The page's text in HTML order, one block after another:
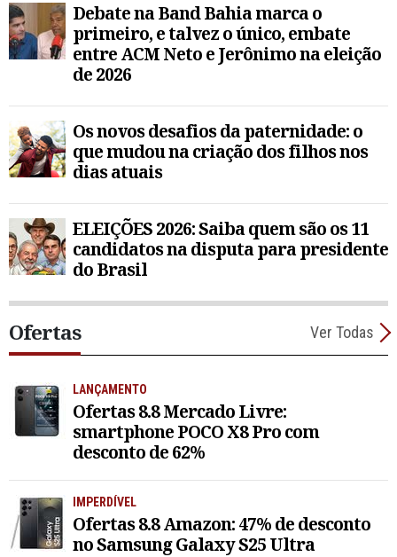
Debate na Band Bahia marca o
primeiro, e talvez o único, embate
entre ACM Neto e Jerônimo na eleição
de 2026
Os novos desafios da paternidade: o
que mudou na criação dos filhos nos
dias atuais
ELEIÇÕES 2026: Saiba quem são os 11
candidatos na disputa para presidente
do Brasil
Ofertas Ver Todas
LANÇAMENTO
Ofertas 8.8 Mercado Livre:
smartphone POCO X8 Pro com
desconto de 62%
IMPERDÍVEL
Ofertas 8.8 Amazon: 47% de desconto
no Samsung Galaxy S25 Ultra